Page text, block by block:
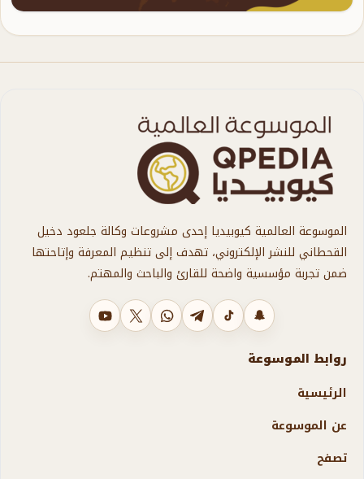
الموسوعة العالمية كيوبيديا إحدى مشروعات وكالة جلعود دخيل
القحطاني للنشر الإلكتروني، تهدف إلى تنظيم المعرفة وإتاحتها
ضمن تجربة مؤسسية واضحة للقارئ والباحث والمهتم.
يوتيوب
X واتسابتليجرامتيك توكسناب شات
روابط الموسوعة
الرئيسية
عن الموسوعة
تصفح